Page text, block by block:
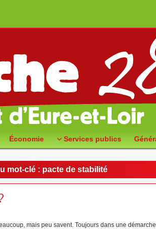
Économie Services publics
mot-clé : pacte de stabilité
mais peu savent. Toujours dans une